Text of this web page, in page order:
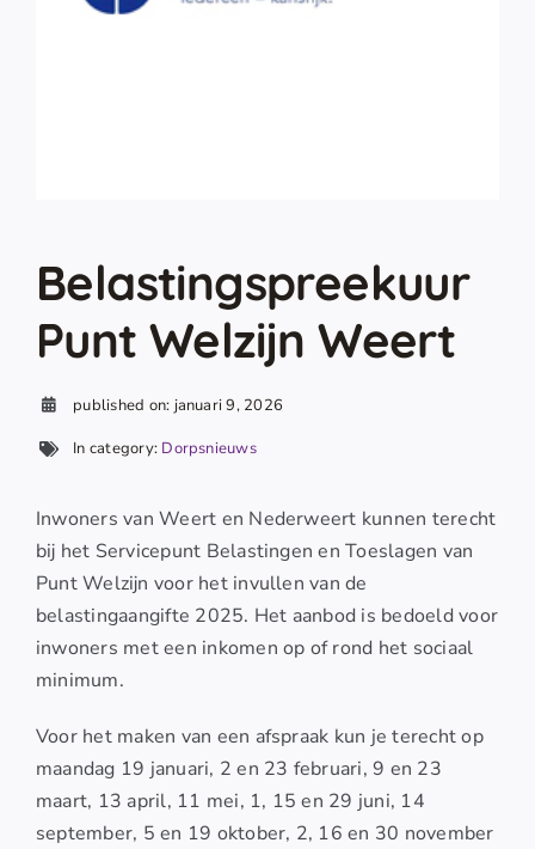
Belastingspreekuur
Punt Welzijn Weert
published on: januari 9, 2026
In category: Dorpsnieuws
Inwoners van Weert en Nederweert kunnen terecht
bij het Servicepunt Belastingen en Toeslagen van
Punt Welzijn voor het invullen van de
belastingaangifte 2025. Het aanbod is bedoeld voor
inwoners met een inkomen op of rond het sociaal
minimum.
Voor het maken van een afspraak kun je terecht op
maandag 19 januari, 2 en 23 februari, 9 en 23
maart, 13 april, 11 mei, 1, 15 en 29 juni, 14
september, 5 en 19 oktober, 2, 16 en 30 november